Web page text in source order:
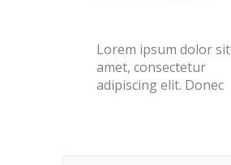
Lorem ipsum dolor sit
amet, consectetur
adipiscing elit. Donec